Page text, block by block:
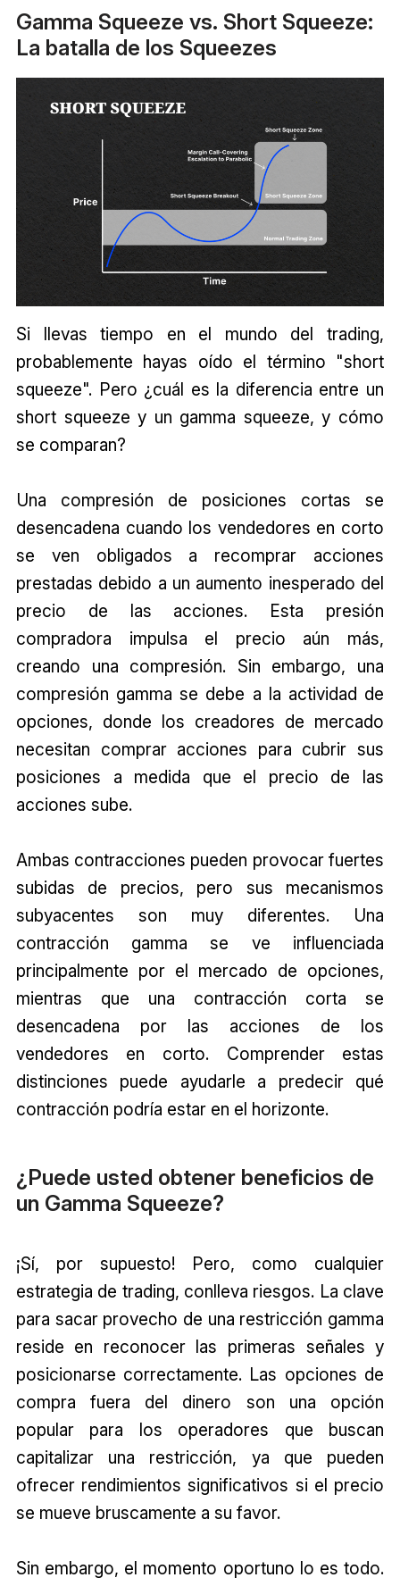
Gamma Squeeze vs. Short Squeeze:
La batalla de los Squeezes
Si llevas tiempo en el mundo del trading,
probablemente hayas oído el término "short
squeeze". Pero ¿cuál es la diferencia entre un
short squeeze y un gamma squeeze, y cómo
se comparan?
Una compresión de posiciones cortas se
desencadena cuando los vendedores en corto
se ven obligados a recomprar acciones
prestadas debido a un aumento inesperado del
precio de las acciones. Esta presión
compradora impulsa el precio aún más,
creando una compresión. Sin embargo, una
compresión gamma se debe a la actividad de
opciones, donde los creadores de mercado
necesitan comprar acciones para cubrir sus
posiciones a medida que el precio de las
acciones sube.
Ambas contracciones pueden provocar fuertes
subidas de precios, pero sus mecanismos
subyacentes son muy diferentes. Una
contracción gamma se ve influenciada
principalmente por el mercado de opciones,
mientras que una contracción corta se
desencadena por las acciones de los
vendedores en corto. Comprender estas
distinciones puede ayudarle a predecir qué
contracción podría estar en el horizonte.
¿Puede usted obtener beneficios de
un Gamma Squeeze?
¡Sí, por supuesto! Pero, como cualquier
estrategia de trading, conlleva riesgos. La clave
para sacar provecho de una restricción gamma
reside en reconocer las primeras señales y
posicionarse correctamente. Las opciones de
compra fuera del dinero son una opción
popular para los operadores que buscan
capitalizar una restricción, ya que pueden
ofrecer rendimientos significativos si el precio
se mueve bruscamente a su favor.
Sin embargo, el momento oportuno lo es todo.